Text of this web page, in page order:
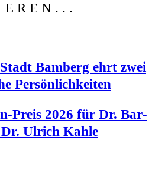
Bam­berg ehrt zwei
Persönlichkeiten
Preis 2026 für Dr. Bar­
Ulrich Kahle